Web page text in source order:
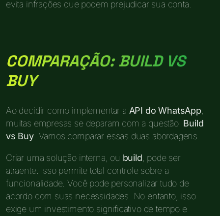
evita infrações que podem prejudicar sua conta.
COMPARAÇÃO: BUILD VS
BUY
Ao decidir como implementar a API do WhatsApp
muitas empresas se deparam com a questão: Build
vs Buy. Vamos comparar essas duas abordagens.
Criar uma solução interna, ou build , pode ser
atraente. Isso permite total controle sobre a
funcionalidade. Você pode personalizar tudo de
acordo com suas necessidades. No entanto, isso
exige um investimento significativo de tempo e